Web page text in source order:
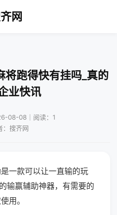
网
将跑得快有挂吗_真的
业快讯
08-08｜阅读：1
：搜齐网
一款可以让一直输的玩
输赢辅助神器，有需要的
用。